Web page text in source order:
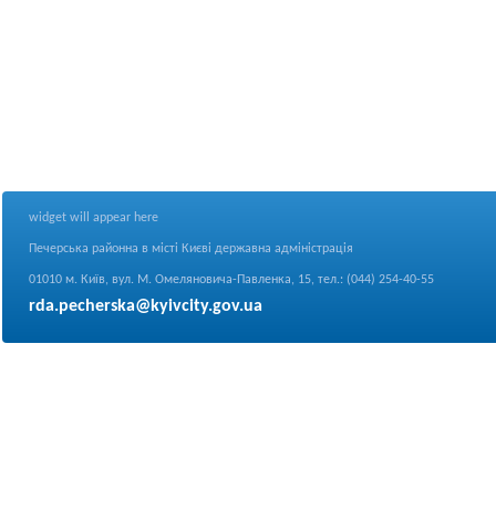
widget will appear here
Печерська районна в місті Києві державна адміністрація
01010 м. Київ, вул. М. Омеляновича-Павленка, 15, тел.: (044) 254-40-55
rda.pecherska@kyivcity.gov.ua